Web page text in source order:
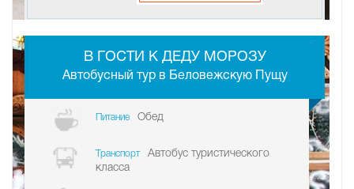
В ГОСТИ К ДЕДУ МОРОЗУ
Автобусный тур в Беловежскую Пущу
Питание Обед
Транспорт
Автобус туристического
класса
-